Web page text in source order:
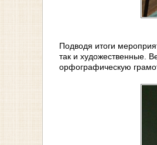
Подводя итоги
так и художественные.
орфографическую